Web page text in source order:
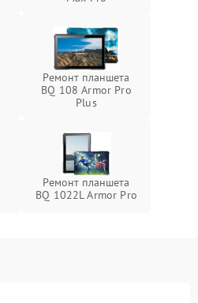
Ремонт планшета
BQ 108 Armor Pro
Plus
Ремонт планшета
BQ 1022L Armor Pro